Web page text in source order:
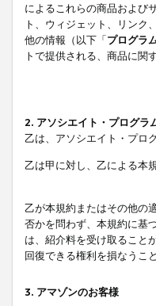
によるこれらの商品および
ト、ウィジェット、リンク
他の情報（以下「プログラ
トで提供される、商品に関
2. アソシエイト・プログラ
乙は、アソシエイト・プロ
乙は甲に対し、乙による本
乙が本規約またはその他の
否かを問わず、本規約に基
は、紹介料を受け取ること
回復できる権利を損なうこ
3. アマゾンのお客様